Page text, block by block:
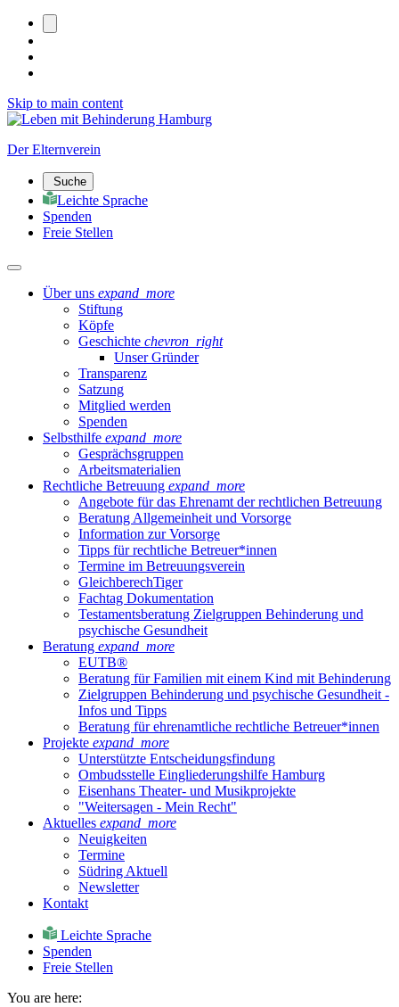
Skip to main content
Der Elternverein
Suche
Leichte Sprache
Spenden
Freie Stellen
Über uns expand_more
Stiftung
Köpfe
Geschichte chevron_right
Unser Gründer
Transparenz
Satzung
Mitglied werden
Spenden
Selbsthilfe expand_more
Gesprächsgruppen
Arbeitsmaterialien
Rechtliche Betreuung expand_more
Angebote für das Ehrenamt der rechtlichen Betreuung
Beratung Allgemeinheit und Vorsorge
Information zur Vorsorge
Tipps für rechtliche Betreuer*innen
Termine im Betreuungsverein
GleichberechTiger
Fachtag Dokumentation
Testamentsberatung Zielgruppen Behinderung und
psychische Gesundheit
Beratung expand_more
EUTB®
Beratung für Familien mit einem Kind mit Behinderung
Zielgruppen Behinderung und psychische Gesundheit -
Infos und Tipps
Beratung für ehrenamtliche rechtliche Betreuer*innen
Projekte expand_more
Unterstützte Entscheidungsfindung
Ombudsstelle Eingliederungshilfe Hamburg
Eisenhans Theater- und Musikprojekte
"Weitersagen - Mein Recht"
Aktuelles expand_more
Neuigkeiten
Termine
Südring Aktuell
Newsletter
Kontakt
Leichte Sprache
Spenden
Freie Stellen
You are here: